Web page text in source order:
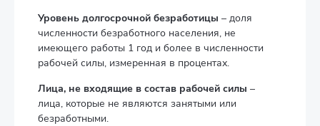
Уровень долгосрочной безработицы – доля
численности безработного населения, не
имеющего работы 1 год и более в численности
рабочей силы, измеренная в процентах.
Лица, не входящие в состав рабочей силы –
лица, которые не являются занятыми или
безработными.